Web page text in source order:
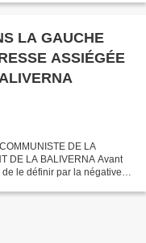
LA GAUCHE
ASSIÉGÉE
DE LA
DE LA BALIVERNA Avant
le définir par la négative .